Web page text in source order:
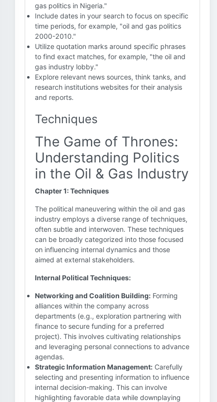
gas politics in Nigeria."
Include dates in your search to focus on specific
time periods, for example, "oil and gas politics
2000-2010."
Utilize quotation marks around specific phrases
to find exact matches, for example, "the oil and
gas industry lobby."
Explore relevant news sources, think tanks, and
research institutions websites for their analysis
and reports.
Techniques
The Game of Thrones:
Understanding Politics
in the Oil & Gas Industry
Chapter 1: Techniques
The political maneuvering within the oil and gas
industry employs a diverse range of techniques,
often subtle and interwoven. These techniques
can be broadly categorized into those focused
on influencing internal dynamics and those
aimed at external stakeholders.
Internal Political Techniques:
Networking and Coalition Building: Forming
alliances within the company across
departments (e.g., exploration partnering with
finance to secure funding for a preferred
project). This involves cultivating relationships
and leveraging personal connections to advance
agendas.
Strategic Information Management: Carefully
selecting and presenting information to influence
internal decision-making. This can involve
highlighting favorable data while downplaying